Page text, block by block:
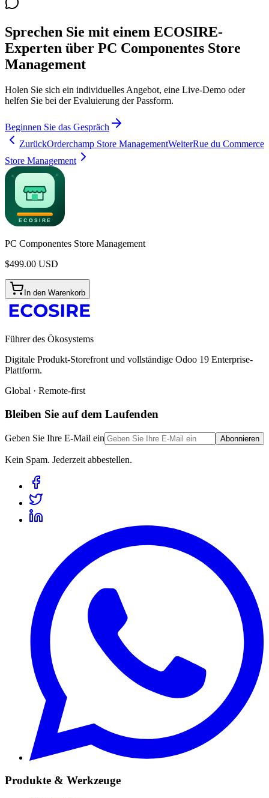
Sprechen Sie mit einem ECOSIRE-
Experten über PC Componentes Store
Management
Holen Sie sich ein individuelles Angebot, eine Live-Demo oder
helfen Sie bei der Evaluierung der Passform.
Beginnen Sie das Gespräch
ZurückOrderchamp Store ManagementWeiterRue du Commerce
Store Management
PC Componentes Store Management
$499.00 USD
In den Warenkorb
Führer des Ökosystems
Digitale Produkt-Storefront und vollständige Odoo 19 Enterprise-
Plattform.
Global · Remote-first
Bleiben Sie auf dem Laufenden
Geben Sie Ihre E-Mail ein Abonnieren
Kein Spam. Jederzeit abbestellen.
Produkte & Werkzeuge